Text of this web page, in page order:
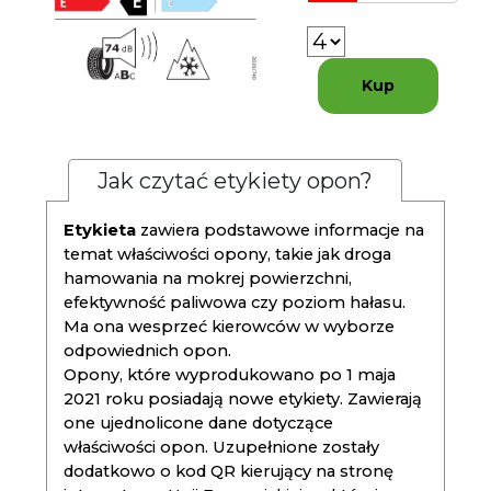
Kup
Jak czytać etykiety opon?
Etykieta zawiera podstawowe informacje na
temat właściwości opony, takie jak droga
hamowania na mokrej powierzchni,
efektywność paliwowa czy poziom hałasu.
Ma ona wesprzeć kierowców w wyborze
odpowiednich opon.
Opony, które wyprodukowano po 1 maja
2021 roku posiadają nowe etykiety. Zawierają
one ujednolicone dane dotyczące
właściwości opon. Uzupełnione zostały
dodatkowo o kod QR kierujący na stronę